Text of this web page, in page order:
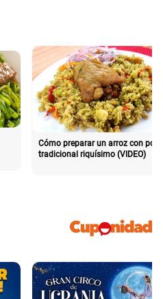
Cómo preparar un arroz con pollo
tradicional riquísimo (VIDEO)